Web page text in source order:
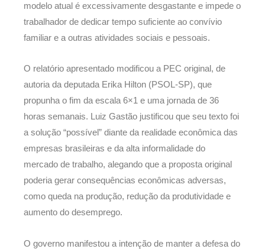
modelo atual é excessivamente desgastante e impede o
trabalhador de dedicar tempo suficiente ao convívio
familiar e a outras atividades sociais e pessoais.
O relatório apresentado modificou a PEC original, de
autoria da deputada Erika Hilton (PSOL-SP), que
propunha o fim da escala 6×1 e uma jornada de 36
horas semanais. Luiz Gastão justificou que seu texto foi
a solução “possível” diante da realidade econômica das
empresas brasileiras e da alta informalidade do
mercado de trabalho, alegando que a proposta original
poderia gerar consequências econômicas adversas,
como queda na produção, redução da produtividade e
aumento do desemprego.
O governo manifestou a intenção de manter a defesa do